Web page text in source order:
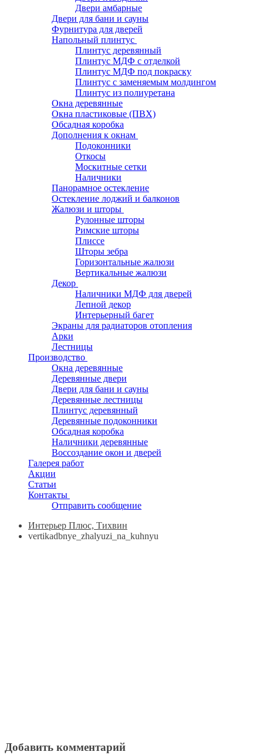
Двери амбарные
Двери для бани и сауны
Фурнитура для дверей
Напольный плинтус
Плинтус деревянный
Плинтус МДФ с отделкой
Плинтус МДФ под покраску
Плинтус с заменяемым молдингом
Плинтус из полиуретана
Окна деревянные
Окна пластиковые (ПВХ)
Обсадная коробка
Дополнения к окнам
Подоконники
Откосы
Москитные сетки
Наличники
Панорамное остекление
Остекление лоджий и балконов
Жалюзи и шторы
Рулонные шторы
Римские шторы
Плиссе
Шторы зебра
Горизонтальные жалюзи
Вертикальные жалюзи
Декор
Наличники МДФ для дверей
Лепной декор
Интерьерный багет
Экраны для радиаторов отопления
Арки
Лестницы
Производство
Окна деревянные
Деревянные двери
Двери для бани и сауны
Деревянные лестницы
Плинтус деревянный
Деревянные подоконники
Обсадная коробка
Наличники деревянные
Воссоздание окон и дверей
Галерея работ
Акции
Статьи
Контакты
Отправить сообщение
Интерьер Плюс, Тихвин
vertikadbnye_zhalyuzi_na_kuhnyu
Добавить комментарий